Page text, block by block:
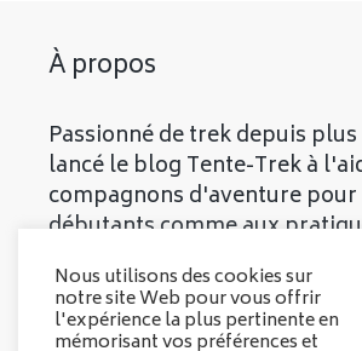
À propos
Passionné de trek depuis plus
lancé le blog Tente-Trek à
compagnons d'aventure
débutants comme aux
de découvrir les meilleurs
Vous trouverez divers
objectifs sur les différentes
Nous utilisons des cookies sur
notre site Web pour vous offrir
l'expérience la plus pertinente en
mémorisant vos préférences et